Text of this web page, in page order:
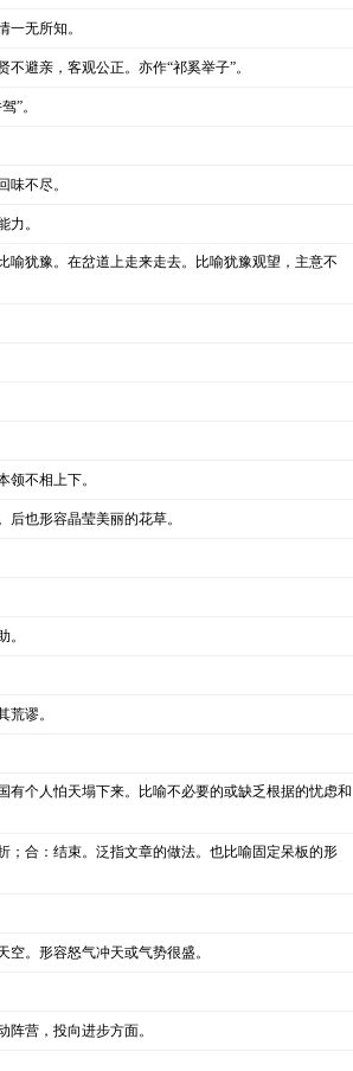
一无所知。
避亲，客观公正。亦作“祁奚举子”。
”。
味不尽。
力。
喻犹豫。在岔道上走来走去。比喻犹豫观望，主意不
领不相上下。
也形容晶莹美丽的花草。
。
荒谬。
有个人怕天塌下来。比喻不必要的或缺乏根据的忧虑和
；合：结束。泛指文章的做法。也比喻固定呆板的形
。形容怒气冲天或气势很盛。
营，投向进步方面。